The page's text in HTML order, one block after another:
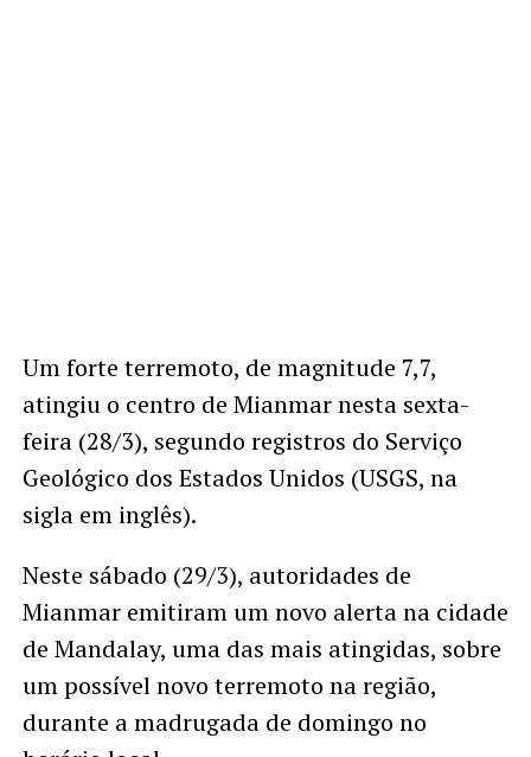
Um forte terremoto, de magnitude 7,7,
atingiu o centro de Mianmar nesta sexta-
feira (28/3), segundo registros do Serviço
Geológico dos Estados Unidos (USGS, na
sigla em inglês).
Neste sábado (29/3), autoridades de
Mianmar emitiram um novo alerta na cidade
de Mandalay, uma das mais atingidas, sobre
um possível novo terremoto na região,
durante a madrugada de domingo no